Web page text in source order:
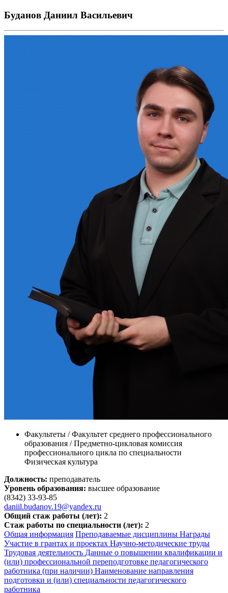
Буданов Даниил Васильевич
Факультеты / Факультет среднего профессионального
образования / Предметно-цикловая комиссия
профессионального цикла по специальности
Физическая культура
Должность: преподаватель
Уровень образования: высшее образование
(8342) 33-93-85
daniil.budanov.19@yandex.ru
Общий стаж работы (лет): 2
Стаж работы по специальности (лет): 2
Общая информация Преподаваемые дисциплины Награды
Участие в грантах и проектах Научно-методические труды
Трудовая деятельность Данные о повышении квалификации и
(или) профессиональной переподготовке педагогического
работника (при наличии) Наименование направления
подготовки и (или) специальности педагогического
работника